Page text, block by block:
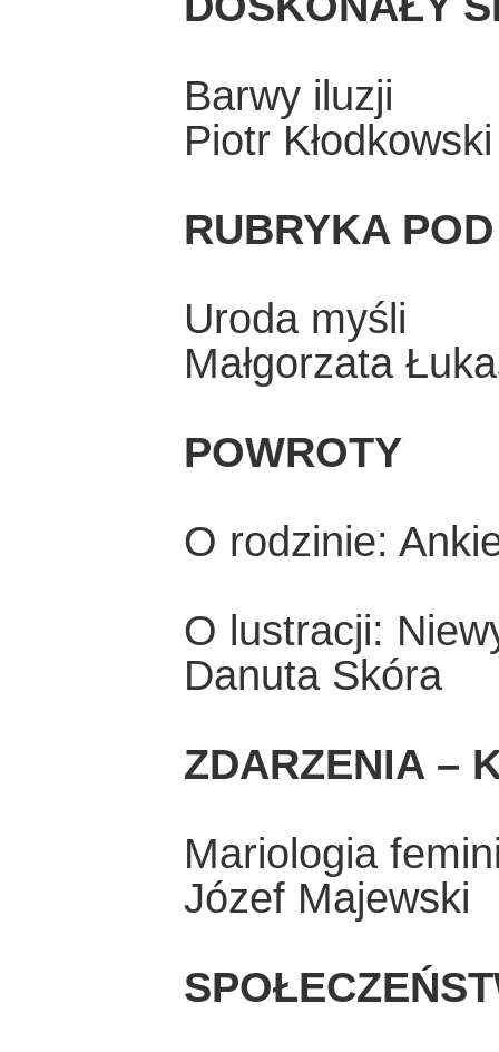
Barwy iluzji
Piotr Kłodkowski
RUBRYKA
Uroda myśli
Małgorzata
POWROTY
O rodzinie:
O lustracji:
Danuta Skóra
ZDARZENIA –
Mariologia
Józef Majewski